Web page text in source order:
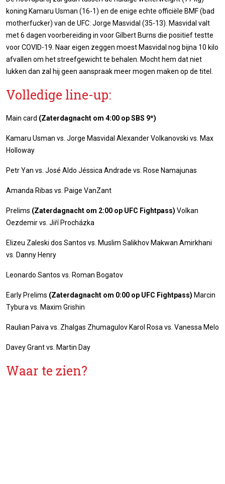
koning Kamaru Usman (16-1) en de enige echte officiële BMF (bad
motherfucker) van de UFC: Jorge Masvidal (35-13). Masvidal valt
met 6 dagen voorbereiding in voor Gilbert Burns die positief testte
voor COVID-19. Naar eigen zeggen moest Masvidal nog bijna 10 kilo
afvallen om het streefgewicht te behalen. Mocht hem dat niet
lukken dan zal hij geen aanspraak meer mogen maken op de titel.
Volledige line-up:
Main card (Zaterdagnacht om 4:00 op SBS 9*)
Kamaru Usman vs. Jorge Masvidal Alexander Volkanovski vs. Max
Holloway
Petr Yan vs. José Aldo Jéssica Andrade vs. Rose Namajunas
Amanda Ribas vs. Paige VanZant
Prelims (Zaterdagnacht om 2:00 op UFC Fightpass) Volkan
Oezdemir vs. Jiří Procházka
Elizeu Zaleski dos Santos vs. Muslim Salikhov Makwan Amirkhani
vs. Danny Henry
Leonardo Santos vs. Roman Bogatov
Early Prelims (Zaterdagnacht om 0:00 op UFC Fightpass) Marcin
Tybura vs. Maxim Grishin
Raulian Paiva vs. Zhalgas Zhumagulov Karol Rosa vs. Vanessa Melo
Davey Grant vs. Martin Day
Waar te zien?